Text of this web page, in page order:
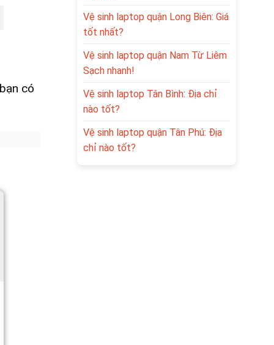
có
Vệ sinh laptop quận Long Biên: Giá
tốt nhất?
Vệ sinh laptop quận Nam Từ Liêm
Sạch nhanh!
Vệ sinh laptop Tân Bình: Địa chỉ
nào tốt?
Vệ sinh laptop quận Tân Phú: Địa
chỉ nào tốt?